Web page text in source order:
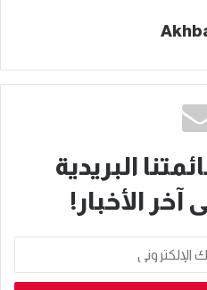
البريدية
الأخبار!